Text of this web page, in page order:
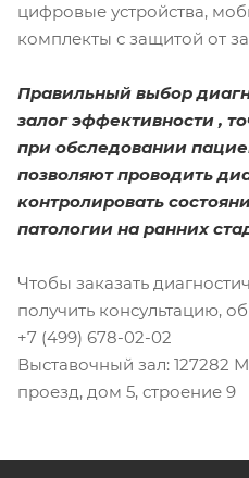
цифровые устройства,
комплекты с защитой от
Правильный выбор
залог эффективности ,
при обследовании
позволяют проводить
контролировать
патологии на ранних
Чтобы заказать
получить консультацию,
+7 (499) 678-02-02
Выставочный зал: 127282
проезд, дом 5, строение 9